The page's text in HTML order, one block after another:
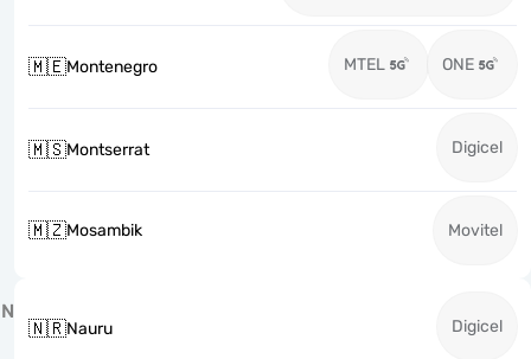
🇲🇪Montenegro MTEL ONE
🇲🇸Montserrat Digicel
🇲🇿Mosambik Movitel
N
🇳🇷Nauru Digicel